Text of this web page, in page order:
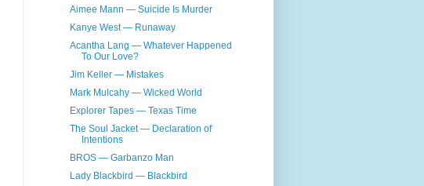
Aimee Mann — Suicide Is Murder
Kanye West — Runaway
Acantha Lang — Whatever Happened
To Our Love?
Jim Keller — Mistakes
Mark Mulcahy — Wicked World
Explorer Tapes — Texas Time
The Soul Jacket — Declaration of
Intentions
BROS — Garbanzo Man
Lady Blackbird — Blackbird